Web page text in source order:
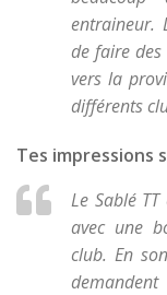
entraineur.
de faire
vers la
différents
Tes impressions
Le Sablé
avec une
club. En